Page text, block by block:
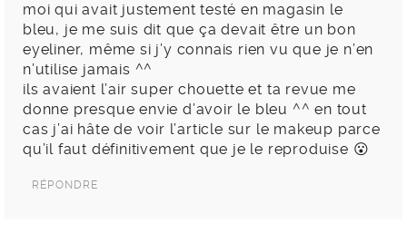
moi qui avait justement testé en magasin le
bleu, je me suis dit que ça devait être un bon
eyeliner, même si j’y connais rien vu que je n’en
n’utilise jamais ^^
ils avaient l’air super chouette et ta revue me
donne presque envie d’avoir le bleu ^^ en tout
cas j’ai hâte de voir l’article sur le makeup parce
qu’il faut définitivement que je le reproduise 😮
RÉPONDRE